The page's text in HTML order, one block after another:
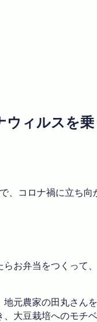
ィルスを乗
、コロナ禍に立ち
お弁当をつくって
元農家の田丸さん
大豆栽培へのモチ